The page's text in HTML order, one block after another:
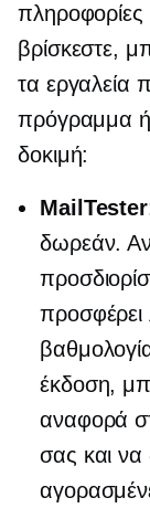
βρίσκεστε,
τα εργαλεία
πρόγραμμα
δοκιμή:
MailTester
δωρεάν.
προσφέρει
έκδοση,
αναφορά
σας και να